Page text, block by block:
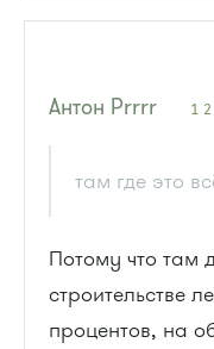
Антон Рrrrr
там где это
Потому что там
строительстве
процентов, на